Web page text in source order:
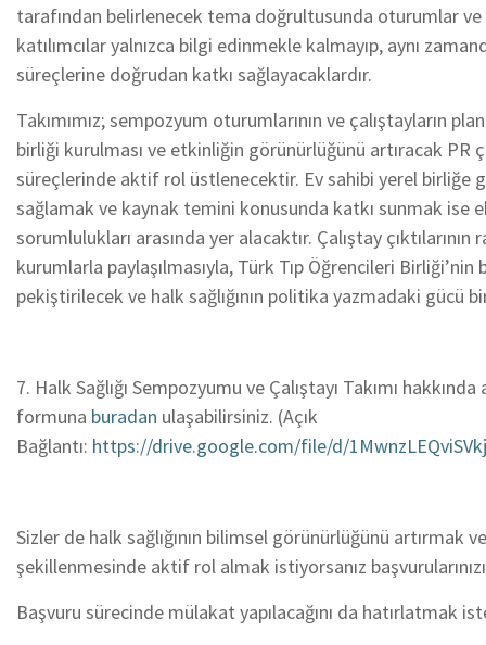
tarafından belirlenecek tema doğrultusunda oturumlar
katılımcılar yalnızca bilgi edinmekle kalmayıp, aynı
süreçlerine doğrudan katkı sağlayacaklardır.
Takımımız; sempozyum oturumlarının ve çalıştayların
birliği kurulması ve etkinliğin görünürlüğünü artıracak PR
süreçlerinde aktif rol üstlenecektir. Ev sahibi yerel birliğe
sağlamak ve kaynak temini konusunda katkı sunmak ise
sorumlulukları arasında yer alacaktır. Çalıştay
kurumlarla paylaşılmasıyla, Türk Tıp Öğrencileri
pekiştirilecek ve halk sağlığının politika yazmadaki gücü
7. Halk Sağlığı Sempozyumu ve Çalıştayı Takımı
formuna buradan ulaşabilirsiniz. (Açık
Bağlantı: https://drive.google.com/file/d/
Sizler de halk sağlığının bilimsel görünürlüğünü artırmak
şekillenmesinde aktif rol almak istiyorsanız
Başvuru sürecinde mülakat yapılacağını da hatırlatmak